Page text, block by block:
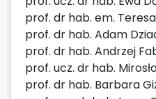
prof. dr hab. em.
prof. dr hab. Adam
prof. dr hab. Andrzej
prof. ucz. dr hab.
prof. dr hab. Barbara